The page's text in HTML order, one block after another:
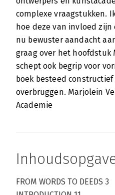
complexe vraagstukken.
hoe deze van invloed
nu bewuster aandacht
graag over het hoofdstuk
schept ook begrip voor
boek besteed
overbruggen. Marjolein
Academie
FROM WORDS TO DEEDS 3